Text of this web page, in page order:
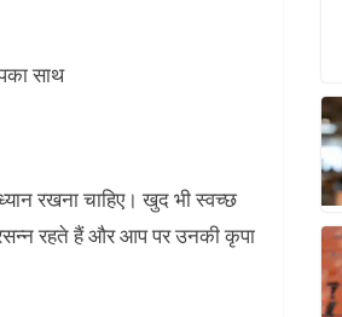
रखना चाहिए। खुद भी स्वच्छ
रहते हैं और आप पर उनकी कृपा